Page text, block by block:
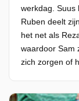
werkdag. Suus
Ruben deelt
het net als
waardoor Sam
zich zorgen of